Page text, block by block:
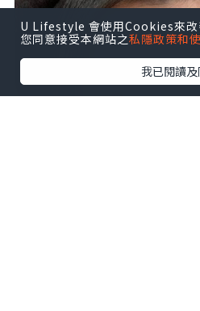
U Lifestyle 會使用Cookies來改
您同意接受本網站之私隱政策和
我已閱讀及